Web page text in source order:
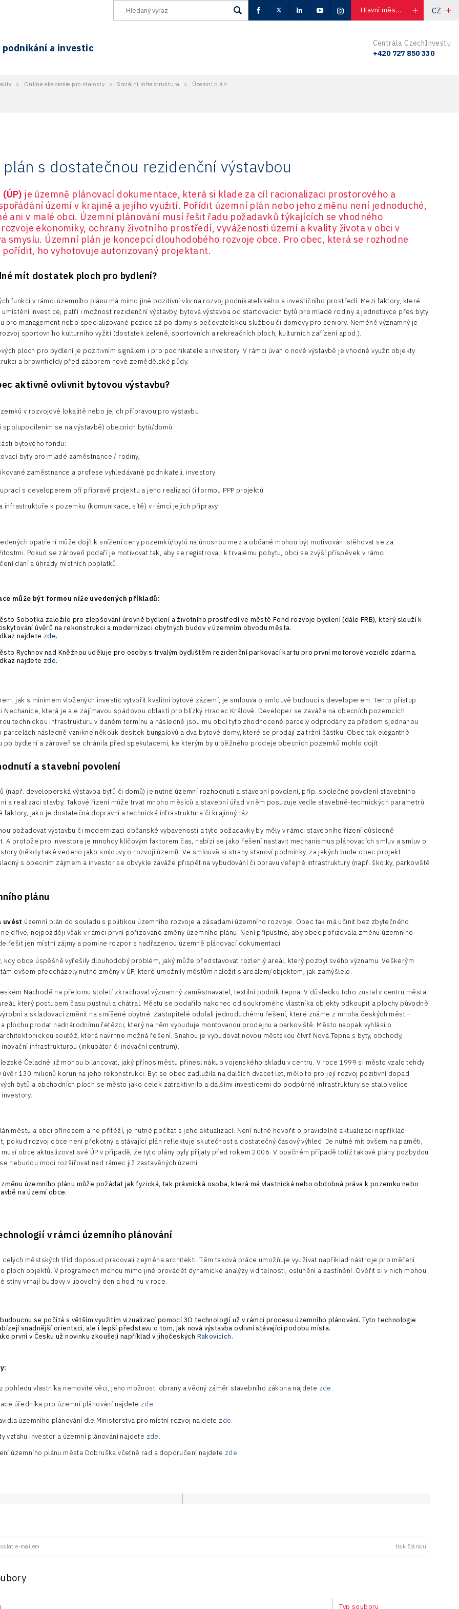
Hlavní město Praha CZ
a investic
Centrála CzechInvestu
+420 727 850 330
> Online akademie pro starosty > Sociální infrastruktura > Územní plán
plán s dostatečnou rezidenční výstavbou
je územně plánovací dokumentace, která si klade za cíl racionalizaci prostorového a
území v krajině a jejího využití. Pořídit územní plán nebo jeho změnu není jednoduché,
ani v malé obci. Územní plánování musí řešit řadu požadavků týkajících se vhodného
ekonomiky, ochrany životního prostředí, vyváženosti území a kvality života v obci v
smyslu. Územní plán je koncepcí dlouhodobého rozvoje obce. Pro obec, která se rozhodne
pořídit, ho vyhotovuje autorizovaný projektant.
mít dostatek ploch pro bydlení?
funkcí v rámci územního plánu má mimo jiné pozitivní vliv na rozvoj podnikatelského a investičního prostředí. Mezi faktory, které
investice, patří i možnost rezidenční výstavby, bytová výstavba od startovacích bytů pro mladé rodiny a jednotlivce přes byty
pro management nebo specializované pozice až po domy s pečovatelskou službou či domovy pro seniory. Neméně významný je
sportovního kulturního vyžití (dostatek zeleně, sportovních a rekreačních ploch, kulturních zařízení apod.).
ploch pro bydlení je pozitivním signálem i pro podnikatele a investory. V rámci úvah o nové výstavbě je vhodné využit objekty
a brownfieldy před záborem nové zemědělské půdy.
aktivně ovlivnit bytovou výstavbu?
v rozvojové lokalitě nebo jejich přípravou pro výstavbu
spolupodílením se na výstavbě) obecních bytů/domů
bytového fondu:
byty pro mladé zaměstnance / rodiny,
zaměstnance a profese vyhledávané podnikateli, investory.
s developerem pří přípravě projektu a jeho realizaci (i formou PPP projektů
infrastruktuře k pozemku (komunikace, sítě) v rámci jejich přípravy
opatření může dojít k snížení ceny pozemků/bytů na únosnou mez a občané mohou být motivováni stěhovat se za
Pokud se zároveň podaří je motivovat tak, aby se registrovali k trvalému pobytu, obci se zvýší příspěvek v rámci
daní a úhrady místních poplatků.
může být formou níže uvedených příkladů:
Sobotka založilo pro zlepšování úrovně bydlení a životního prostředí ve městě Fond rozvoje bydlení (dále FRB), který slouží k
úvěrů na rekonstrukci a modernizaci obytných budov v územním obvodu města.
najdete zde.
Rychnov nad Kněžnou uděluje pro osoby s trvalým bydlištěm rezidenční parkovací kartu pro první motorové vozidlo zdarma.
najdete zde.
jak s minimem vložených investic vytvořit kvalitní bytové zázemí, je smlouva o smlouvě budoucí s developerem. Tento přístup
Nechanice, která je ale zajímavou spádovou oblastí pro blízký Hradec Králové. Developer se zaváže na obecních pozemcích
technickou infrastrukturu v daném termínu a následně jsou mu obcí tyto zhodnocené parcely odprodány za předem sjednanou
parcelách následně vznikne několik desítek bungalovů a dva bytové domy, které se prodají za tržní částku. Obec tak elegantně
po bydlení a zároveň se chránila před spekulacemi, ke kterým by u běžného prodeje obecních pozemků mohlo dojít.
a stavební povolení
(např. developerská výstavba bytů či domů) je nutné územní rozhodnutí a stavební povolení, příp. společné povolení stavebního
a realizaci stavby. Takové řízení může trvat mnoho měsíců a stavební úřad v něm posuzuje vedle stavebně-technických parametrů
faktory, jako je dostatečná dopravní a technická infrastruktura či krajinný ráz.
požadovat výstavbu či modernizaci občanské vybavenosti a tyto požadavky by měly v rámci stavebního řízení důsledně
A protože pro investora je mnohdy klíčovým faktorem čas, nabízí se jako řešení nastavit mechanismus plánovacích smluv a smluv o
(někdy také vedeno jako smlouvy o rozvoji území). Ve smlouvě si strany stanoví podmínky, za jakých bude obec projekt
s obecním zájmem a investor se obvykle zaváže přispět na vybudování či opravu veřejné infrastruktury (např. školky, parkoviště
plánu
uvést územní plán do souladu s politikou územního rozvoje a zásadami územního rozvoje. Obec tak má učinit bez zbytečného
nejpozději však v rámci první pořizované změny územního plánu. Není přípustné, aby obec pořizovala změnu územního
řešit jen místní zájmy a pomine rozpor s nadřazenou územně plánovací dokumentací
kdy obce úspěšně vyřešily dlouhodobý problém, jaký může představovat rozlehlý areál, který pozbyl svého významu. Veškerým
ovšem předcházely nutné změny v ÚP, které umožnily městům naložit s areálem/objektem, jak zamýšlelo.
Náchodě na přelomu století zkrachoval významný zaměstnavatel, textilní podnik Tepna. V důsledku toho zůstal v centru města
který postupem času pustnul a chátral. Městu se podařilo nakonec od soukromého vlastníka objekty odkoupit a plochy původně
a skladovací změnit na smíšené obytné. Zastupitelé odolali jednoduchému řešení, které známe z mnoha českých měst –
plochu prodat nadnárodnímu řetězci, který na něm vybuduje montovanou prodejnu a parkoviště. Město naopak vyhlásilo
soutěž, která navrhne možná řešení. Snahou je vybudovat novou městskou čtvrť Nová Tepna s byty, obchody,
infrastrukturou (inkubátor či inovační centrum).
Čeladné již mohou bilancovat, jaký přínos městu přinesl nákup vojenského skladu v centru. V roce 1999 si město vzalo tehdy
úvěr 130 milionů korun na jeho rekonstrukci. Byť se obec zadlužila na dalších dvacet let, mělo to pro její rozvoj pozitivní dopad.
bytů a obchodních ploch se město jako celek zatraktivnilo a dalšími investicemi do podpůrné infrastruktury se stalo velice
městu a obci přínosem a ne přítěží, je nutné počítat s jeho aktualizací. Není nutné hovořit o pravidelné aktualizaci například
pokud rozvoj obce není překotný a stávající plán reflektuje skutečnost a dostatečný časový výhled. Je nutné mít ovšem na paměti,
obce aktualizovat své ÚP v případě, že tyto plány byly přijaty před rokem 2006. V opačném případě totiž takové plány pozbydou
nebudou moci rozšiřovat nad rámec již zastavěných území.
změnu územního plánu může požádat jak fyzická, tak právnická osoba, která má vlastnická nebo obdobná práva k pozemku nebo
na území obce.
v rámci územního plánování
celých městských tříd doposud pracovali zejména architekti. Těm taková práce umožňuje využívat například nástroje pro měření
ploch objektů. V programech mohou mimo jiné provádět dynamické analýzy viditelnosti, oslunění a zastínění. Ověřit si v nich mohou
stíny vrhají budovy v libovolný den a hodinu v roce.
se počítá s větším využitím vizualizací pomocí 3D technologií už v rámci procesu územního plánování. Tyto technologie
snadnější orientaci, ale i lepší představu o tom, jak nová výstavba ovlivní stávající podobu místa.
první v Česku už novinku zkoušejí například v jihočeských Rakovicích.
pohledu vlastníka nemovité věci, jeho možnosti obrany a věcný záměr stavebního zákona najdete zde.
úředníka pro územní plánování najdete zde.
územního plánování dle Ministerstva pro místní rozvoj najdete zde.
vztahu investor a územní plánování najdete zde.
územního plánu města Dobruška včetně rad a doporučení najdete zde.
e-mailem tisk článku
Typ souboru